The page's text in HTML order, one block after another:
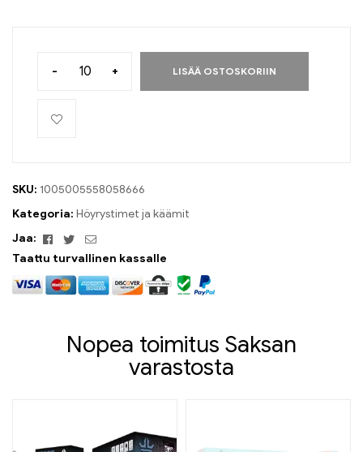
- + LISÄÄ OSTOSKORIIN
SKU: 1005005558058666
Kategoria: Höyrystimet ja käämit
Jaa:
FacebookViserrysSähköposti
Taattu turvallinen kassalle
Nopea toimitus Saksan
varastosta